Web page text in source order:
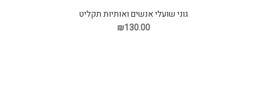
גוני שועלי אנשים ואותיות תקליט
₪130.00